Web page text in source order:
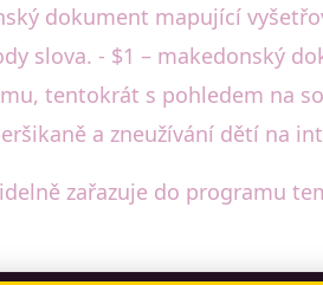
dokument mapující
slova. - $1 – makedonský
tentokrát s pohledem na
a zneužívání dětí na
zařazuje do programu